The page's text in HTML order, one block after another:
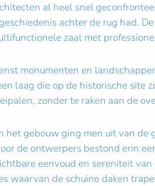
al heel snel
achter de rug had.
zaal met
monumenten en
laag die op de historische site
zonder te raken aan de
het gebouw ging men uit van
de ontwerpers bestond erin
eenvoud en sereniteit
waarvan de schuine daken